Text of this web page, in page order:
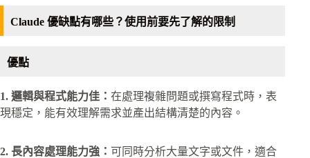
Claude 優缺點有哪些？使用前要先了解的限制
優點
1. 邏輯與程式能力佳： 在處理複雜問題或撰寫程式時，表
現穩定，能有效理解需求並產出結構清楚的內容。
2. 長內容處理能力強： 可同時分析大量文字或文件，適合